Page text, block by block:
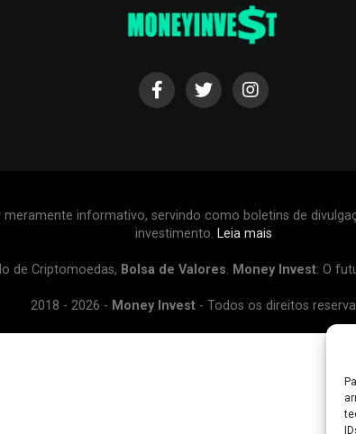
informativo, servindo como boletins de
investimento. Leia mais
de Criptomoedas, Bolsa de Valores. Money Invest: O
2018 - 2026 - Money Invest- Todos os direitos